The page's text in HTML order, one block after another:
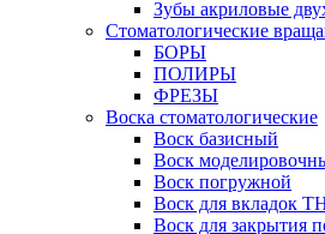
Зубы акриловые
Стоматологические
БОРЫ
ПОЛИРЫ
ФРЕЗЫ
Воска стоматологические
Воск базисный
Воск
Воск погружной
Воск для вкладок
Воск для закрытия